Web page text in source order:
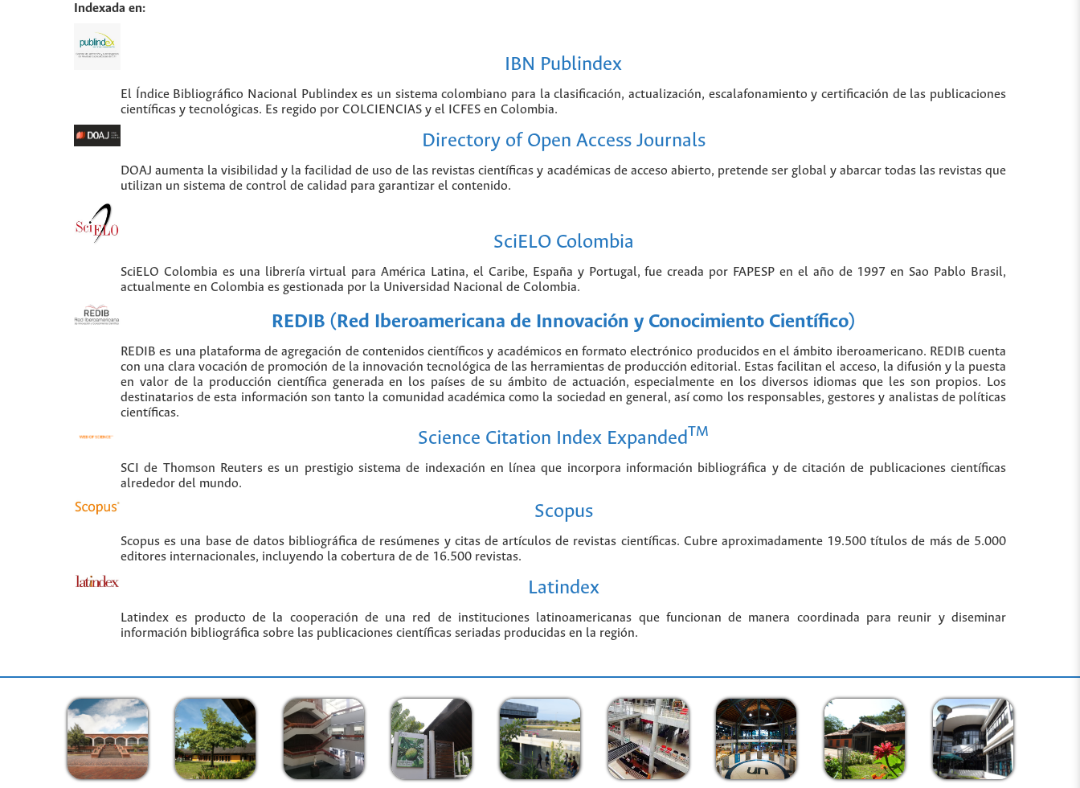
Indexada en:
IBN Publindex
El Índice Bibliográfico Nacional Publindex es un sistema colombiano para la clasificación, actualización, escalafonamiento y certificación de las publicaciones
científicas y tecnológicas. Es regido por COLCIENCIAS y el ICFES en Colombia.
Directory of Open Access Journals
DOAJ aumenta la visibilidad y la facilidad de uso de las revistas científicas y académicas de acceso abierto, pretende ser global y abarcar todas las revistas que
utilizan un sistema de control de calidad para garantizar el contenido.
SciELO Colombia
SciELO Colombia es una librería virtual para América Latina, el Caribe, España y Portugal, fue creada por FAPESP en el año de 1997 en Sao Pablo Brasil,
actualmente en Colombia es gestionada por la Universidad Nacional de Colombia.
REDIB (Red Iberoamericana de Innovación y Conocimiento Científico)
REDIB es una plataforma de agregación de contenidos científicos y académicos en formato electrónico producidos en el ámbito iberoamericano. REDIB cuenta
con una clara vocación de promoción de la innovación tecnológica de las herramientas de producción editorial. Estas facilitan el acceso, la difusión y la puesta
en valor de la producción científica generada en los países de su ámbito de actuación, especialmente en los diversos idiomas que les son propios. Los
destinatarios de esta información son tanto la comunidad académica como la sociedad en general, así como los responsables, gestores y analistas de políticas
científicas.
Science Citation Index ExpandedTM
SCI de Thomson Reuters es un prestigio sistema de indexación en línea que incorpora información bibliográfica y de citación de publicaciones científicas
alrededor del mundo.
Scopus
Scopus es una base de datos bibliográfica de resúmenes y citas de artículos de revistas científicas. Cubre aproximadamente 19.500 títulos de más de 5.000
editores internacionales, incluyendo la cobertura de de 16.500 revistas.
Latindex
Latindex es producto de la cooperación de una red de instituciones latinoamericanas que funcionan de manera coordinada para reunir y diseminar
información bibliográfica sobre las publicaciones científicas seriadas producidas en la región.